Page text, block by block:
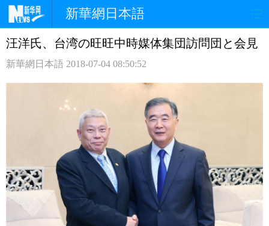
新華網日本語
ホームページ 政治 経済
汪洋氏、台湾の旺旺中時媒体集団訪問団と会見
新華網日本語 2018-07-04 08:50:52